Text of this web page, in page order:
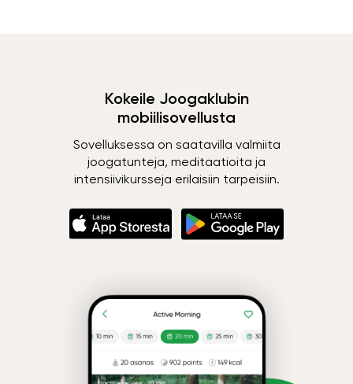
Kokeile Joogaklubin
mobiilisovellusta
Sovelluksessa on saatavilla valmiita
joogatunteja, meditaatioita ja
intensiivikursseja erilaisiin tarpeisiin.